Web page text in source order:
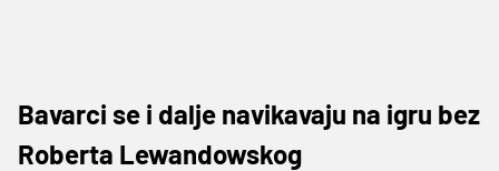
Bavarci se i dalje navikavaju na igru bez
Roberta Lewandowskog